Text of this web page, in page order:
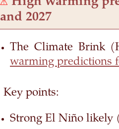
and 2027
The Climate Brink
warming predictions
Key points:
Strong El Niño likely